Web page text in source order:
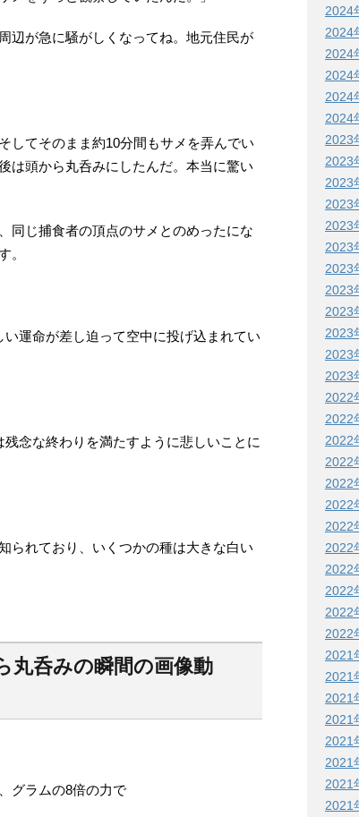
辺が急に騒がしくなってね。地元住民が
してそのまま約10分間もサメを弄んでい
は頭から丸呑みにしたんだ。本当に驚い
同じ捕食者の頂点のサメとのめったにな
。
い運命が差し迫って空中に投げ込まれてい
念な終わりを満たすように悲しいことに
られており、いくつかの種は大きな白い
丸呑みの瞬間の画像動
グラムの8倍の力で
2024
2024
2024
2024
2024
2024
2023
2023
2023
2023
2023
2023
2023
2023
2023
2023
2023
2023
2022
2022
2022
2022
2022
2022
2022
2022
2022
2022
2022
2022
2021
2021
2021
2021
2021
2021
2021
2021